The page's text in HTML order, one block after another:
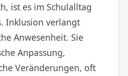
ist es im Schulalltag
Inklusion verlangt
Anwesenheit. Sie
Anpassung,
Veränderungen, oft